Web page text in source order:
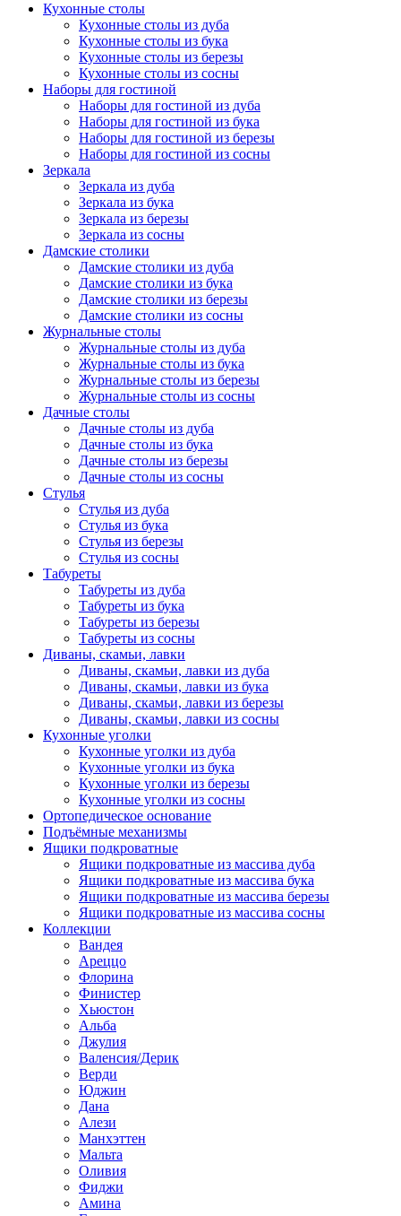
Кухонные столы
Кухонные столы из дуба
Кухонные столы из бука
Кухонные столы из березы
Кухонные столы из сосны
Наборы для гостиной
Наборы для гостиной из дуба
Наборы для гостиной из бука
Наборы для гостиной из березы
Наборы для гостиной из сосны
Зеркала
Зеркала из дуба
Зеркала из бука
Зеркала из березы
Зеркала из сосны
Дамские столики
Дамские столики из дуба
Дамские столики из бука
Дамские столики из березы
Дамские столики из сосны
Журнальные столы
Журнальные столы из дуба
Журнальные столы из бука
Журнальные столы из березы
Журнальные столы из сосны
Дачные столы
Дачные столы из дуба
Дачные столы из бука
Дачные столы из березы
Дачные столы из сосны
Стулья
Стулья из дуба
Стулья из бука
Стулья из березы
Стулья из сосны
Табуреты
Табуреты из дуба
Табуреты из бука
Табуреты из березы
Табуреты из сосны
Диваны, скамьи, лавки
Диваны, скамьи, лавки из дуба
Диваны, скамьи, лавки из бука
Диваны, скамьи, лавки из березы
Диваны, скамьи, лавки из сосны
Кухонные уголки
Кухонные уголки из дуба
Кухонные уголки из бука
Кухонные уголки из березы
Кухонные уголки из сосны
Ортопедическое основание
Подъёмные механизмы
Ящики подкроватные
Ящики подкроватные из массива дуба
Ящики подкроватные из массива бука
Ящики подкроватные из массива березы
Ящики подкроватные из массива сосны
Коллекции
Вандея
Ареццо
Флорина
Финистер
Хьюстон
Альба
Джулия
Валенсия/Дерик
Верди
Юджин
Дана
Алези
Манхэттен
Мальта
Оливия
Фиджи
Амина